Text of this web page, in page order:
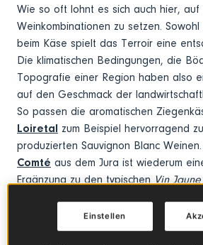
Wie so oft lohnt es sich auch hier, auf
Weinkombinationen zu setzen.
beim Käse spielt das Terroir eine
Die klimatischen Bedingungen, die
Topografie einer Region haben also
auf den Geschmack der
So passen die aromatischen
Loiretal zum Beispiel hervorragend
produzierten Sauvignon Blanc
Comté aus dem Jura ist wiederum
Ergänzung zu den typischen Vin Jaune
Einstellen